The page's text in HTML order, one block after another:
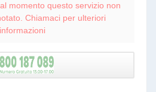
momento questo servizio non
Chiamaci per ulteriori
informazioni